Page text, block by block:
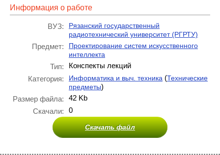
Информация о работе
ВУЗ:
Рязанский государственный
радиотехнический университет (РГРТУ)
Предмет:
Проектирование систем искусственного
интеллекта
Тип:
Конспекты лекций
Категория:
Информатика и выч. техника (Технические
предметы)
Размер файла:
42 Kb
Скачали:
0
Скачать файл